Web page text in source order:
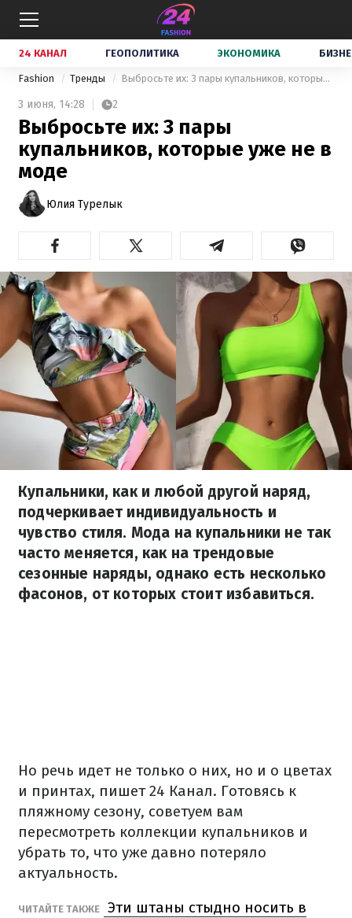
24 КАНАЛ ГЕОПОЛИТИКА ЭКОНОМИКА
Fashion Тренды Выбросьте их: 3 пары купальников, которые уже не в моде
3 июня, 14:28 2
Выбросьте их: 3 пары
купальников, которые уже не в
моде
Юлия Турелык
Купальники, как и любой другой наряд,
подчеркивает индивидуальность и
чувство стиля. Мода на купальники не так
часто меняется, как на трендовые
сезонные наряды, однако есть несколько
фасонов, от которых стоит избавиться.
Но речь идет не только о них, но и о цветах
и принтах, пишет 24 Канал. Готовясь к
пляжному сезону, советуем вам
пересмотреть коллекции купальников и
убрать то, что уже давно потеряло
актуальность.
ЧИТАЙТЕ ТАКЖЕ
Эти штаны стыдно носить в